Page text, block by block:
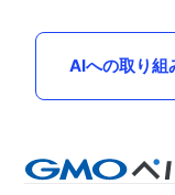
AIへの取り組